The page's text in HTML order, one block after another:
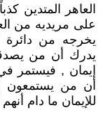
العاهر المتدين
على مريديه من
يخرجه من دائرة
يدرك أن من
إيمان , فيستمر
أن من يستمعون
للإيمان ما دام